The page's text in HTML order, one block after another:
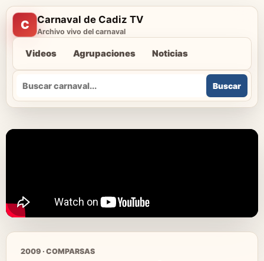
C Carnaval de Cadiz TV
Archivo vivo del carnaval
Videos Agrupaciones Noticias
Buscar
Buscar
2009 · COMPARSAS